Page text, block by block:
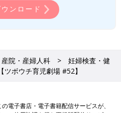
ンロード
産院・産婦人科
妊婦検査・健
ボウチ育児劇場 #52】
電子書店・電子書籍配信サービスが、